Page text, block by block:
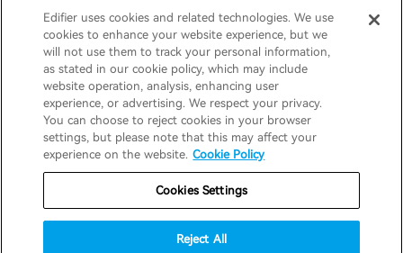
Snapdragon Sound™
音楽ストリーミング
EDIFIERAIRPULSESTAXHECATE
プライバシー通知クッキー通知
利用規約
Japan / 日本語
Edifier uses cookies and related technologies. We use
cookies to enhance your website experience, but we
will not use them to track your personal information,
as stated in our cookie policy, which may include
website operation, analysis, enhancing user
experience, or advertising. We respect your privacy.
You can choose to reject cookies in your browser
settings, but please note that this may affect your
experience on the website. Cookie Policy
Cookies Settings
Reject All